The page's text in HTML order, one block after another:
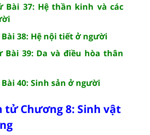
Bài 37: Hệ thần kinh và các
38: Hệ nội tiết ở người
Bài 39: Da và điều hòa thân
40: Sinh sản ở người
tử Chương 8: Sinh vật